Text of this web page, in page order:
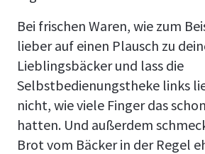
Bei frischen Waren, wie zum
lieber auf einen Plausch zu
Lieblingsbäcker und lass die
Selbstbedienungstheke links
nicht, wie viele Finger das
hatten. Und außerdem
Brot vom Bäcker in der Regel